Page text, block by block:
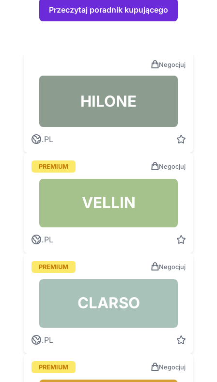
Przeczytaj poradnik kupującego
Negocjuj
HILONE
.PL
PREMIUM Negocjuj
VELLIN
.PL
PREMIUM Negocjuj
CLARSO
.PL
PREMIUM Negocjuj